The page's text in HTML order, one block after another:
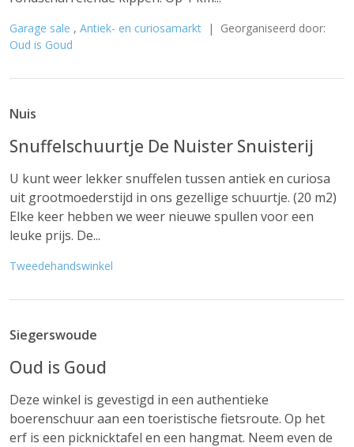
Garage sale , Antiek- en curiosamarkt | Georganiseerd door:
Oud is Goud
Nuis
Snuffelschuurtje De Nuister Snuisterij
U kunt weer lekker snuffelen tussen antiek en curiosa
uit grootmoederstijd in ons gezellige schuurtje. (20 m2)
Elke keer hebben we weer nieuwe spullen voor een
leuke prijs. De...
Tweedehandswinkel
Siegerswoude
Oud is Goud
Deze winkel is gevestigd in een authentieke
boerenschuur aan een toeristische fietsroute. Op het
erf is een picknicktafel en een hangmat. Neem even de